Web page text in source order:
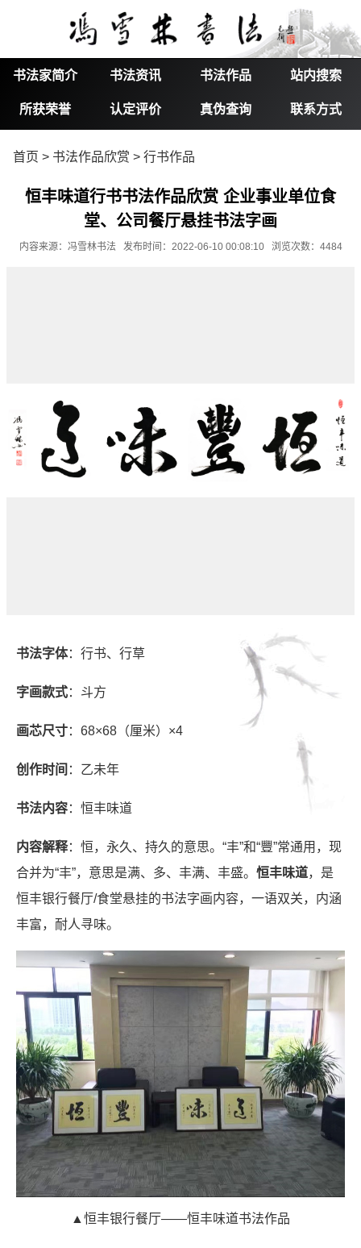
书法家简介 书法资讯 书法作品 站内搜索
所获荣誉 认定评价 真伪查询 联系方式
首页 > 书法作品欣赏 > 行书作品
恒丰味道行书书法作品欣赏 企业事业单位食
堂、公司餐厅悬挂书法字画
内容来源：冯雪林书法 发布时间：2022-06-10 00:08:10 浏览次数：4484
书法字体：行书、行草
字画款式：斗方
画芯尺寸：68×68（厘米）×4
创作时间 ：乙未年
书法内容：恒丰味道
内容解释：恒，永久、持久的意思。“丰”和“豐”常通用，现
合并为“丰”，意思是满、多、丰满、丰盛。恒丰味道，是
恒丰银行餐厅/食堂悬挂的书法字画内容，一语双关，内涵
丰富，耐人寻味。
▲恒丰银行餐厅——恒丰味道书法作品